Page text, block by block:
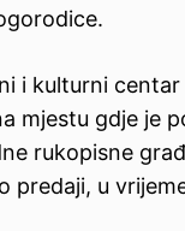
i kulturni
mjestu gdje je
rukopisne
predaji, u